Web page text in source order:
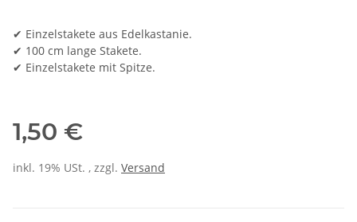
✔ Einzelstakete aus Edelkastanie.
✔ 100 cm lange Stakete.
✔ Einzelstakete mit Spitze.
1,50 €
inkl. 19% USt. , zzgl. Versand